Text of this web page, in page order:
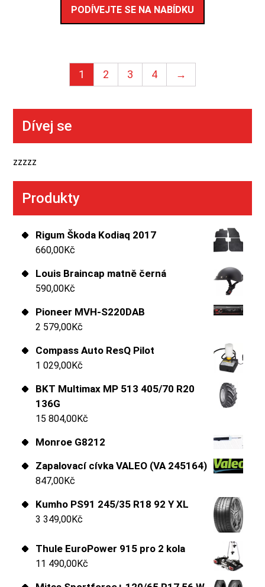
PODÍVEJTE SE NA NABÍDKU
1 2 3 4 →
Dívej se
zzzzz
Produkty
Rigum Škoda Kodiaq 2017
660,00Kč
Louis Braincap matně černá
590,00Kč
Pioneer MVH-S220DAB
2 579,00Kč
Compass Auto ResQ Pilot
1 029,00Kč
BKT Multimax MP 513 405/70 R20
136G
15 804,00Kč
Monroe G8212
Zapalovací cívka VALEO (VA 245164)
847,00Kč
Kumho PS91 245/35 R18 92 Y XL
3 349,00Kč
Thule EuroPower 915 pro 2 kola
11 490,00Kč